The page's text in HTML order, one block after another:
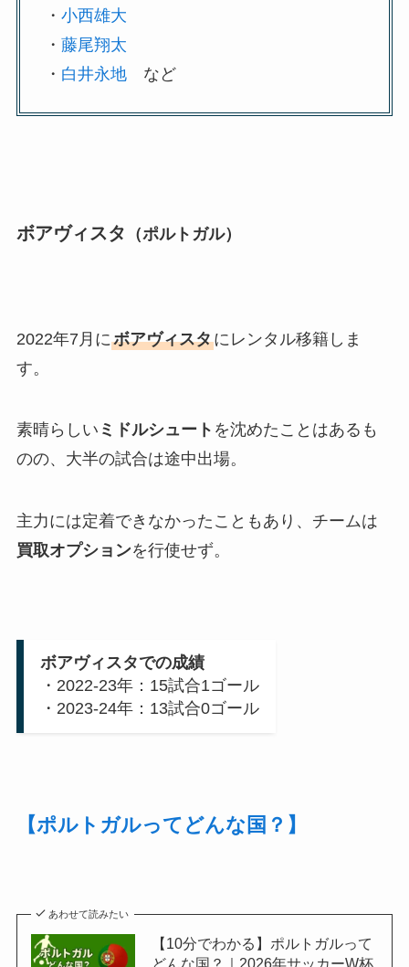
・ 小西雄大
・ 藤尾翔太
・ 白井永地など
ボアヴィスタ （ポルトガル）
2022年7月にボアヴィスタにレンタル移籍しま
す。
素晴らしい ミドルシュート を沈めたことはあるも
のの、大半の試合は途中出場。
主力には定着できなかったこともあり、チームは
買取オプションを行使せず。
ボアヴィスタでの成績
・2022-23年：15試合1ゴール
・2023-24年：13試合0ゴール
【ポルトガルってどんな国？】
あわせて読みたい
【10分でわかる】ポルトガルって
どんな国？｜2026年サッカーW杯